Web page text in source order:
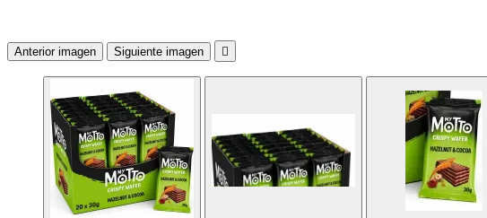
Anterior imagen Siguiente imagen 